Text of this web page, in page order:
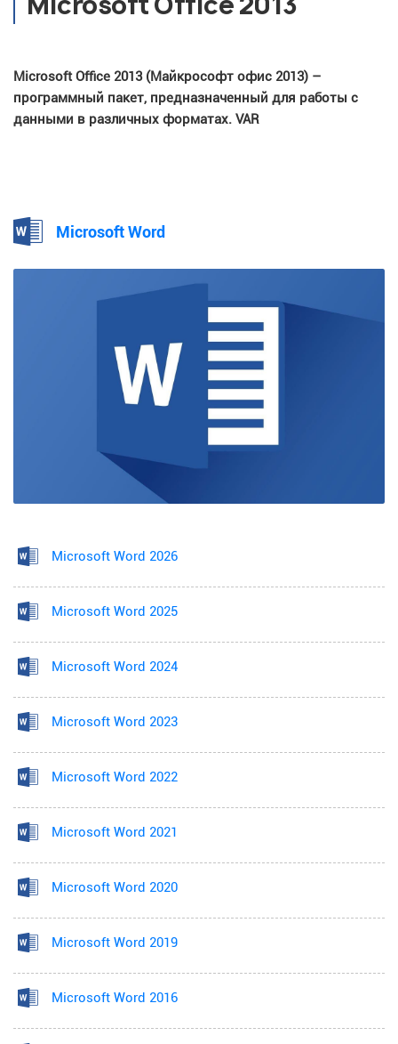
Microsoft Office 2013 (Майкрософт офис 2013) –
программный пакет, предназначенный для работы с
данными в различных форматах. VAR
Microsoft Word
Microsoft Word 2026
Microsoft Word 2025
Microsoft Word 2024
Microsoft Word 2023
Microsoft Word 2022
Microsoft Word 2021
Microsoft Word 2020
Microsoft Word 2019
Microsoft Word 2016